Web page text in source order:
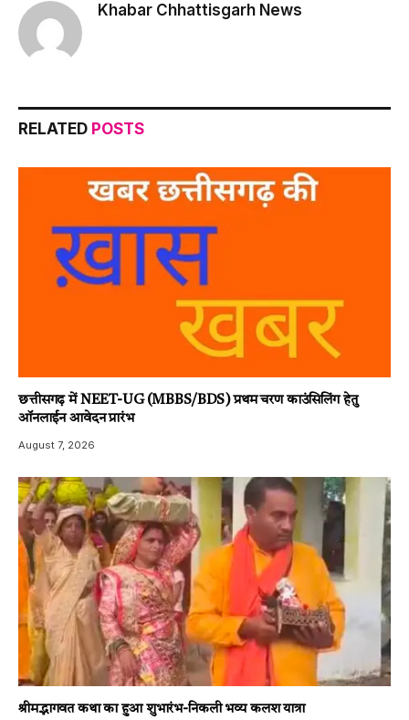
Khabar Chhattisgarh News
RELATED POSTS
छत्तीसगढ़ में NEET-UG (MBBS/BDS) प्रथम चरण काउंसिलिंग हेतु
ऑनलाईन आवेदन प्रारंभ
August 7, 2026
श्रीमद्भागवत कथा का हुआ शुभारंभ-निकली भव्य कलश यात्रा